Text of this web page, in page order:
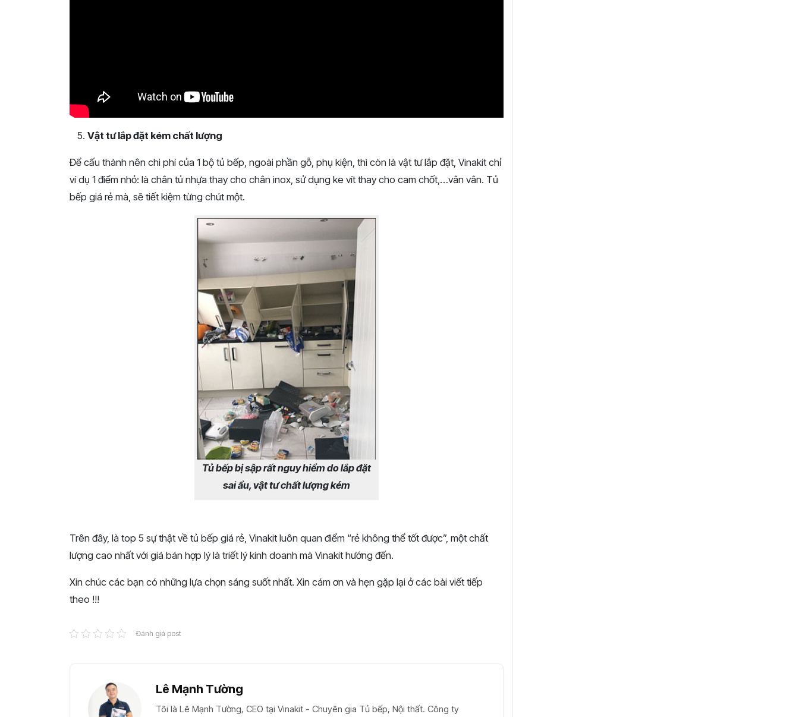
Vật tư lắp đặt kém chất lượng
Để cấu thành nên chi phí của 1 bộ tủ bếp, ngoài phần gỗ, phụ kiện, thì còn là vật tư lắp đặt, Vinakit chỉ
ví dụ 1 điểm nhỏ: là chân tủ nhựa thay cho chân inox, sử dụng ke vít thay cho cam chốt,…vân vân. Tủ
bếp giá rẻ mà, sẽ tiết kiệm từng chút một.
Tủ bếp bị sập rất nguy hiểm do lắp đặt
sai ẩu, vật tư chất lượng kém
Trên đây, là top 5 sự thật về tủ bếp giá rẻ, Vinakit luôn quan điểm “rẻ không thể tốt được”, một chất
lượng cao nhất với giá bán hợp lý là triết lý kinh doanh mà Vinakit hướng đến.
Xin chúc các bạn có những lựa chọn sáng suốt nhất. Xin cám ơn và hẹn gặp lại ở các bài viết tiếp
theo !!!
Đánh giá post
Lê Mạnh Tường
Tôi là Lê Mạnh Tường, CEO tại Vinakit - Chuyên gia Tủ bếp, Nội thất. Công ty